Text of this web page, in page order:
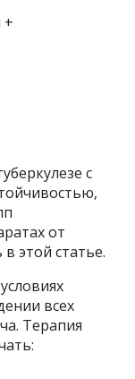
+
с
от
этой статье.
всех
Терапия